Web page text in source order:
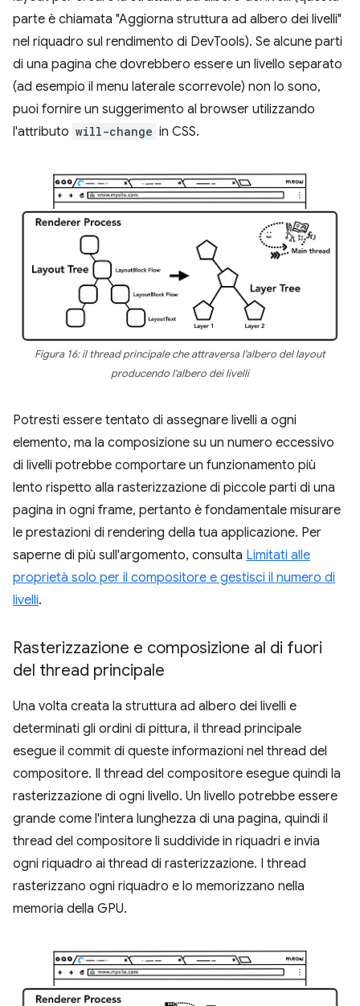
parte è chiamata "Aggiorna struttura ad albero dei livelli"
nel riquadro sul rendimento di DevTools). Se alcune parti
di una pagina che dovrebbero essere un livello separato
(ad esempio il menu laterale scorrevole) non lo sono,
puoi fornire un suggerimento al browser utilizzando
l'attributo will-change in CSS.
Figura 16: il thread principale che attraversa l'albero del layout
producendo l'albero dei livelli
Potresti essere tentato di assegnare livelli a ogni
elemento, ma la composizione su un numero eccessivo
di livelli potrebbe comportare un funzionamento più
lento rispetto alla rasterizzazione di piccole parti di una
pagina in ogni frame, pertanto è fondamentale misurare
le prestazioni di rendering della tua applicazione. Per
saperne di più sull'argomento, consulta Limitati alle
proprietà solo per il compositore e gestisci il numero di
livelli.
Rasterizzazione e composizione al di fuori
del thread principale
Una volta creata la struttura ad albero dei livelli e
determinati gli ordini di pittura, il thread principale
esegue il commit di queste informazioni nel thread del
compositore. Il thread del compositore esegue quindi la
rasterizzazione di ogni livello. Un livello potrebbe essere
grande come l'intera lunghezza di una pagina, quindi il
thread del compositore li suddivide in riquadri e invia
ogni riquadro ai thread di rasterizzazione. I thread
rasterizzano ogni riquadro e lo memorizzano nella
memoria della GPU.